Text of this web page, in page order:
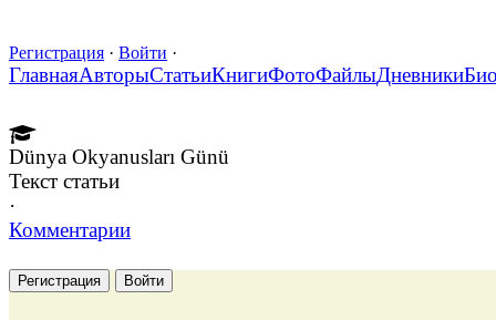
Регистрация · Войти ·
ГлавнаяАвторыСтатьиКнигиФотоФайлыДневники
Dünya Okyanusları Günü
Текст статьи
·
Комментарии
Регистрация Войти